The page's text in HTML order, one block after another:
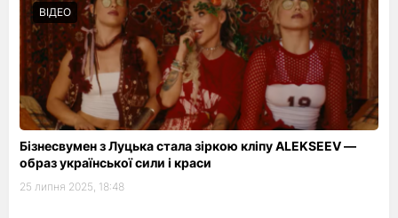
ВІДЕО
Бізнесвумен з Луцька стала зіркою кліпу ALEKSEEV —
образ української сили і краси
25 липня 2025, 18:48